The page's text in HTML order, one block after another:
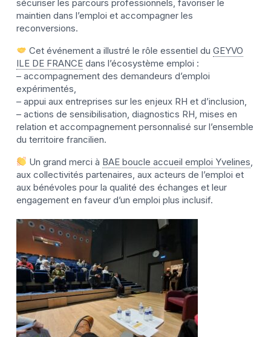
sécuriser les parcours professionnels, favoriser le
maintien dans l’emploi et accompagner les
reconversions.
Cet événement a illustré le rôle essentiel duGEYVO
ILE DE FRANCE dans l’écosystème emploi :
– accompagnement des demandeurs d’emploi
expérimentés,
– appui aux entreprises sur les enjeux RH et d’inclusion,
– actions de sensibilisation, diagnostics RH, mises en
relation et accompagnement personnalisé sur l’ensemble
du territoire francilien.
Un grand merci à BAE boucle accueil emploi Yvelines
aux collectivités partenaires, aux acteurs de l’emploi et
aux bénévoles pour la qualité des échanges et leur
engagement en faveur d’un emploi plus inclusif.